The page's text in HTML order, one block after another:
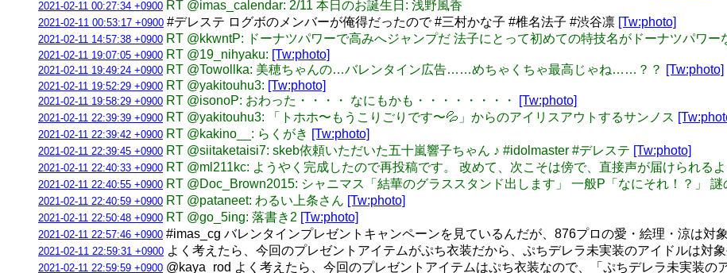
2021-02-11 00:27:34 +0900 RT @imas_calendar: 2/11 本日のお誕生日: 浅野風香
2021-02-11 00:53:17 +0900 #デレステ ログボのメンバーが俺得だったので #三村かな子 #椎名法子 #渋谷凛 [Tw:photo]
2021-02-11 14:57:38 +0900 RT @kkwntP: ドーナツパワーで高みへジャンプだ 法子にとって初めての特技名がドーナツパワー
2021-02-11 19:07:05 +0900 RT @19_nihyaku: [Tw:photo]
2021-02-11 19:49:24 +0900 RT @Towollka: 美穂ちゃんの…バレンタイン広告……めちゃくちゃ最高じゃね……？？ [Tw:photo]
2021-02-11 19:52:29 +0900 RT @yakitouhu3: [Tw:photo]
2021-02-11 19:58:29 +0900 RT @isonoP: おわった・・・・ なにもかも・・・・・・・・ [Tw:photo]
2021-02-11 22:39:39 +0900 RT @yakitouhu3: 「トホホ〜もうこりごりです〜💦」からのアイリスアウトするサンノス
2021-02-11 22:39:42 +0900 RT @kakino__: らくがき [Tw:photo]
2021-02-11 22:39:45 +0900 RT @siitaketaisi7: skeb依頼いただいた五十嵐響子ちゃん ♪ #idolmaster #デレステ [Tw:photo]
2021-02-11 22:40:33 +0900 RT @ml211kc: ようやく完成したので再投稿です。 改めて、次こそは傍で、直接声が届けられる
2021-02-11 22:40:55 +0900 RT @Doc_Brown2015: シャニマス「結華のグラススタンド出します」 一般P「なにそれ！？」
2021-02-11 22:40:59 +0900 RT @pataneet: わるい上条さん [Tw:photo]
2021-02-11 22:50:48 +0900 RT @go_5ing: 落書き2 [Tw:photo]
2021-02-11 22:57:46 +0900 #imas_cg バレンタインプレゼントキャンペーンを見ているんだが、876プロの愛・絵理・涼は対
2021-02-11 22:59:31 +0900 よく考えたら、今回のプレゼントアイテムがぷち衣装だから、ぷちデレラ未実装のアイドルは対
2021-02-11 22:59:59 +0900 @kaya_rod よく考えたら、今回のプレゼントアイテムはぷち衣装なので、「ぷちデレラ未実装の